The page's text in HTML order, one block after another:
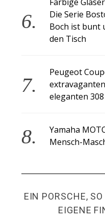
Die Serie
Boch ist bunt
den Tisch
Peugeot
eleganten 308
Yamaha
Mensch-
EIN PORSCHE,
EIGENE